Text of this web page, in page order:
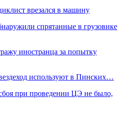
врезался в машину
спрятанные в грузовике
иностранца за попытку
используют в Пинских…
при проведении ЦЭ не было,